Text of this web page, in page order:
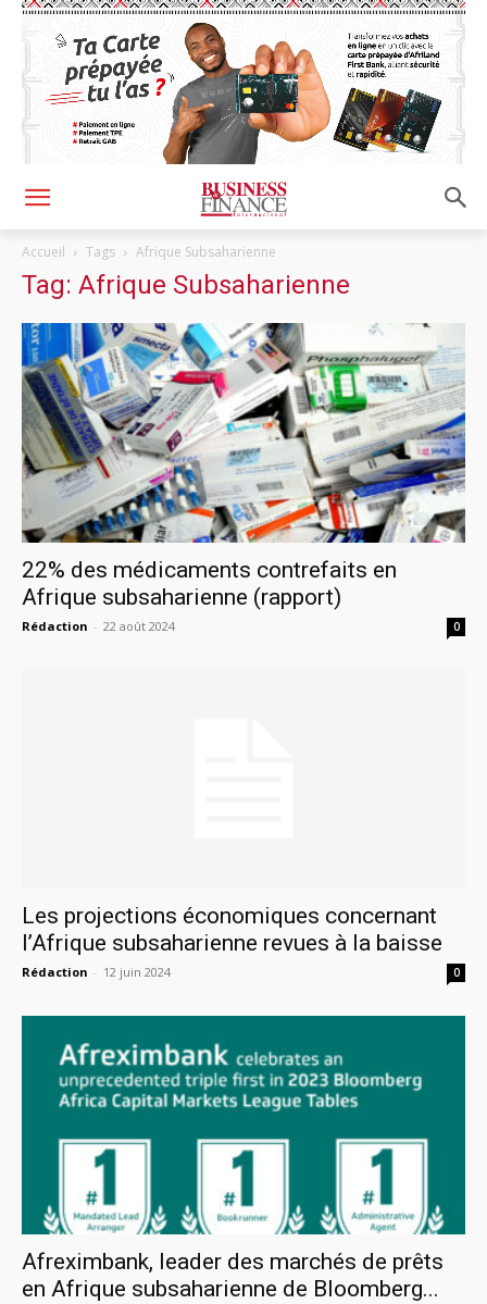
Accueil Tags Afrique Subsaharienne
Tag: Afrique Subsaharienne
22% des médicaments contrefaits en
Afrique subsaharienne (rapport)
Rédaction - 22 août 2024 0
Les projections économiques concernant
l’Afrique subsaharienne revues à la baisse
Rédaction - 12 juin 2024 0
Afreximbank, leader des marchés de prêts
en Afrique subsaharienne de Bloomberg...